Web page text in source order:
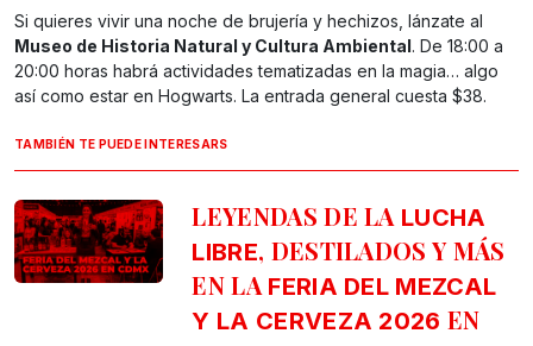
Si quieres vivir una noche de brujería y hechizos, lánzate al
Museo de Historia Natural y Cultura Ambiental. De 18:00 a
20:00 horas habrá actividades tematizadas en la magia… algo
así como estar en Hogwarts. La entrada general cuesta $38.
TAMBIÉN TE PUEDE INTERESARS
LEYENDAS DE LA LUCHA
LIBRE, DESTILADOS Y MÁS
EN LA FERIA DEL MEZCAL
Y LA CERVEZA 2026 EN